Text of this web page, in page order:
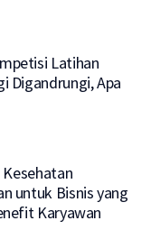
Latihan
Digandrungi, Apa
untuk Bisnis yang
Karyawan